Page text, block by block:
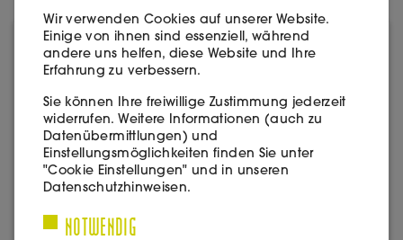
Wir verwenden Cookies auf unserer Website.
Einige von ihnen sind essenziell, während
andere uns helfen, diese Website und Ihre
Erfahrung zu verbessern.
Sie können Ihre freiwillige Zustimmung jederzeit
widerrufen. Weitere Informationen (auch zu
Datenübermittlungen) und
Einstellungsmöglichkeiten finden Sie unter
"Cookie Einstellungen" und in unseren
Datenschutzhinweisen.
NOTWENDIG